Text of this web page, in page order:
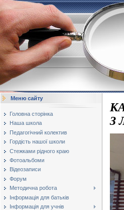
Меню сайту
Головна сторінка
Наша школа
Педагогічний колектив
Гордість нашої школи
Стежками рідного краю
Фотоальбоми
Відеозаписи
Форум
Методична робота
Інформація для батьків
Інформація для учнів
З